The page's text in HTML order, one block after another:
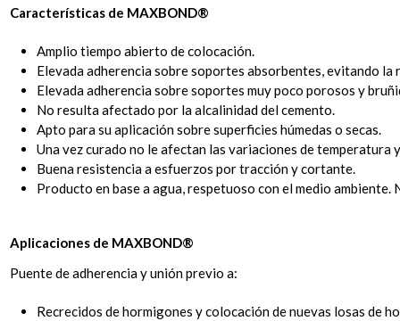
Características de MAXBOND®
Amplio tiempo abierto de colocación.
Elevada adherencia sobre soportes absorbentes, evitando
Elevada adherencia sobre soportes muy poco porosos y
No resulta afectado por la alcalinidad del cemento.
Apto para su aplicación sobre superficies húmedas o secas.
Una vez curado no le afectan las variaciones de temperatura
Buena resistencia a esfuerzos por tracción y cortante.
Producto en base a agua, respetuoso con el medio ambiente.
Aplicaciones de MAXBOND®
Puente de adherencia y unión previo a:
Recrecidos de hormigones y colocación de nuevas losas de